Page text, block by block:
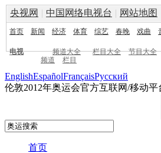
央视网 | 中国网络电视台 | 网站地图
首页 新闻 经济 体育 综艺 春晚 戏曲
电视 频道大全 栏目大全 节目大全
频道
栏目
EnglishEspañolFrançaisPусский
伦敦2012年奥运会官方互联网/移动平
首页